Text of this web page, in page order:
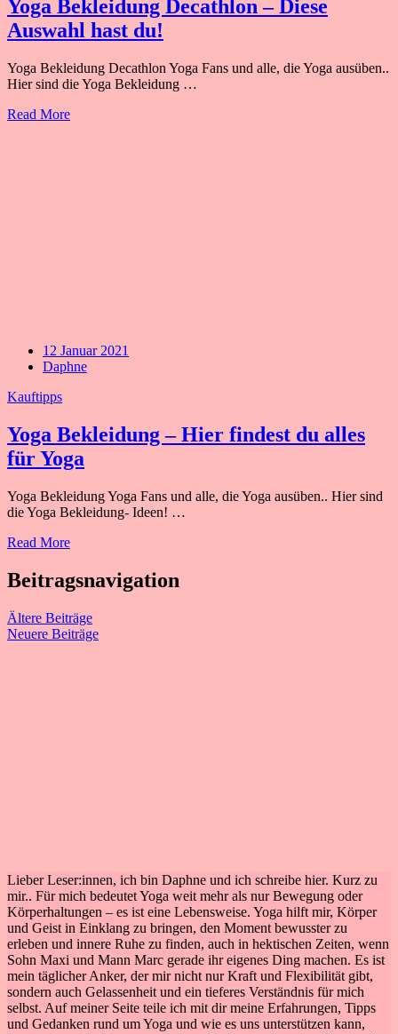
Yoga Bekleidung Decathlon – Diese
Auswahl hast du!
Yoga Bekleidung Decathlon Yoga Fans und alle, die Yoga ausüben..
Hier sind die Yoga Bekleidung …
Read More
12 Januar 2021
Daphne
Kauftipps
Yoga Bekleidung – Hier findest du alles
für Yoga
Yoga Bekleidung Yoga Fans und alle, die Yoga ausüben.. Hier sind
die Yoga Bekleidung- Ideen! …
Read More
Beitragsnavigation
Ältere Beiträge
Neuere Beiträge
Lieber Leser:innen, ich bin Daphne und ich schreibe hier. Kurz zu
mir.. Für mich bedeutet Yoga weit mehr als nur Bewegung oder
Körperhaltungen – es ist eine Lebensweise. Yoga hilft mir, Körper
und Geist in Einklang zu bringen, den Moment bewusster zu
erleben und innere Ruhe zu finden, auch in hektischen Zeiten, wenn
Sohn Maxi und Mann Marc gerade ihr eigenes Ding machen. Es ist
mein täglicher Anker, der mir nicht nur Kraft und Flexibilität gibt,
sondern auch Gelassenheit und ein tieferes Verständnis für mich
selbst. Auf meiner Seite teile ich mit dir meine Erfahrungen, Tipps
und Gedanken rund um Yoga und wie es uns unterstützen kann,